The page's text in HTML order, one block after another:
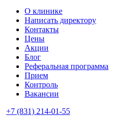
О клинике
Написать директору
Контакты
Цены
Акции
Блог
Реферальная программа
Прием
Контроль
Вакансии
+7 (831) 214-01-55